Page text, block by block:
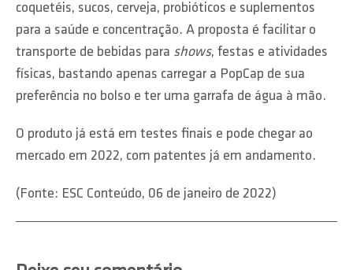
coquetéis, sucos, cerveja, probióticos e suplementos
para a saúde e concentração. A proposta é facilitar o
transporte de bebidas para shows, festas e atividades
físicas, bastando apenas carregar a PopCap de sua
preferência no bolso e ter uma garrafa de água à mão.
O produto já está em testes finais e pode chegar ao
mercado em 2022, com patentes já em andamento.
(Fonte: ESC Conteúdo, 06 de janeiro de 2022)